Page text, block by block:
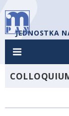
JEDNOSTKA